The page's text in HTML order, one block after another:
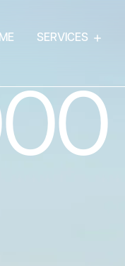
SERVICES